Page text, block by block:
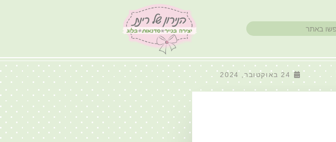
24 באוקטובר, 2024